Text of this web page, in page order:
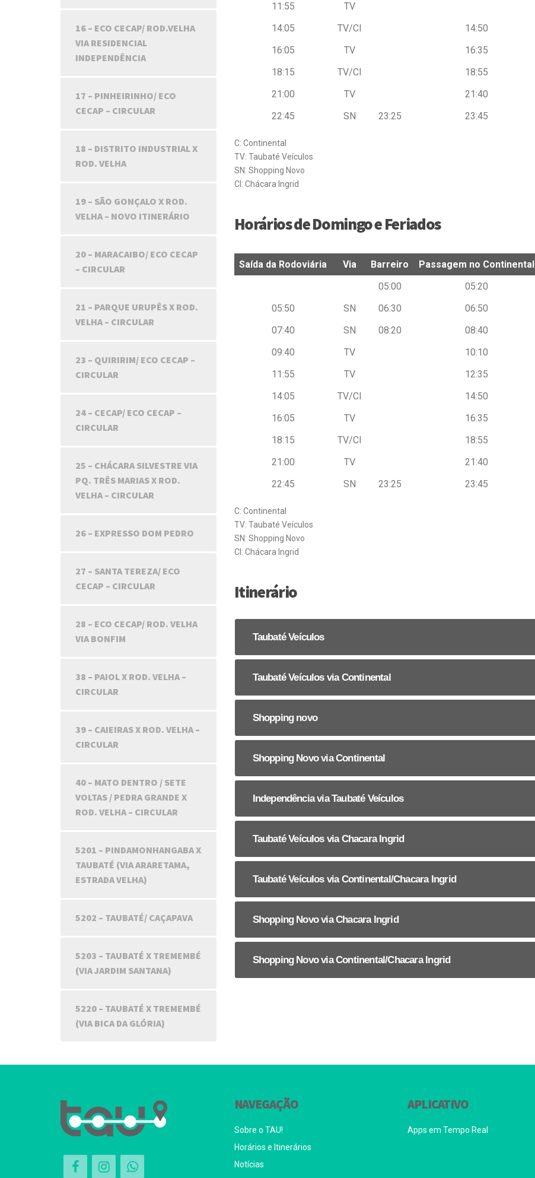
11:55
TV
14:05
TV/CI 14:50
16:05
TV 16:35
18:15
TV/CI 18:55
21:00
TV 21:40
22:45
SN 23:25 23:45
C: Continental
TV: Taubaté Veículos
SN: Shopping Novo
CI: Chácara Ingrid
Horários de Domingo e Feriados
Saída da Rodoviária Via Barreiro Passagem no Continental
Barreiro Passagem no Continental
05:00 05:20
05:50
SN 06:30 06:50
07:40
SN 08:20 08:40
09:40
TV 10:10
11:55
TV 12:35
14:05
TV/CI 14:50
16:05
TV 16:35
18:15
TV/CI 18:55
21:00
TV 21:40
22:45
SN 23:25 23:45
C: Continental
TV: Taubaté Veículos
SN: Shopping Novo
CI: Chácara Ingrid
Itinerário
Taubaté Veículos
Taubaté Veículos via Continental
Shopping novo
Shopping Novo via Continental
Independência via Taubaté Veículos
Taubaté Veículos via Chacara Ingrid
Taubaté Veículos via Continental/Chacara Ingrid
Shopping Novo via Chacara Ingrid
Shopping Novo via Continental/Chacara Ingrid
16 – ECO CECAP/ ROD.VELHA
VIA RESIDENCIAL
INDEPENDÊNCIA
17 – PINHEIRINHO/ ECO
CECAP – CIRCULAR
18 – DISTRITO INDUSTRIAL X
ROD. VELHA
19 – SÃO GONÇALO X ROD.
VELHA – NOVO ITINERÁRIO
20 – MARACAIBO/ ECO CECAP
– CIRCULAR
21 – PARQUE URUPÊS X ROD.
VELHA – CIRCULAR
23 – QUIRIRIM/ ECO CECAP –
CIRCULAR
24 – CECAP/ ECO CECAP –
CIRCULAR
25 – CHÁCARA SILVESTRE VIA
PQ. TRÊS MARIAS X ROD.
VELHA – CIRCULAR
26 – EXPRESSO DOM PEDRO
27 – SANTA TEREZA/ ECO
CECAP – CIRCULAR
28 – ECO CECAP/ ROD. VELHA
VIA BONFIM
38 – PAIOL X ROD. VELHA –
CIRCULAR
39 – CAIEIRAS X ROD. VELHA –
CIRCULAR
40 – MATO DENTRO / SETE
VOLTAS / PEDRA GRANDE X
ROD. VELHA – CIRCULAR
5201 – PINDAMONHANGABA X
TAUBATÉ (VIA ARARETAMA,
ESTRADA VELHA)
5202 – TAUBATÉ/ CAÇAPAVA
5203 – TAUBATÉ X TREMEMBÉ
(VIA JARDIM SANTANA)
5220 – TAUBATÉ X TREMEMBÉ
(VIA BICA DA GLÓRIA)
NAVEGAÇÃO
Sobre o TAU!
Horários e Itinerários
Notícias
APLICATIVO
Apps em Tempo Real